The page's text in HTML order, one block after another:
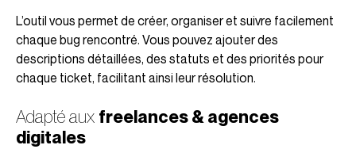
L’outil vous permet de créer, organiser et suivre facilement
chaque bug rencontré. Vous pouvez ajouter des
descriptions détaillées, des statuts et des priorités pour
chaque ticket, facilitant ainsi leur résolution.
Adapté aux freelances & agences
digitales